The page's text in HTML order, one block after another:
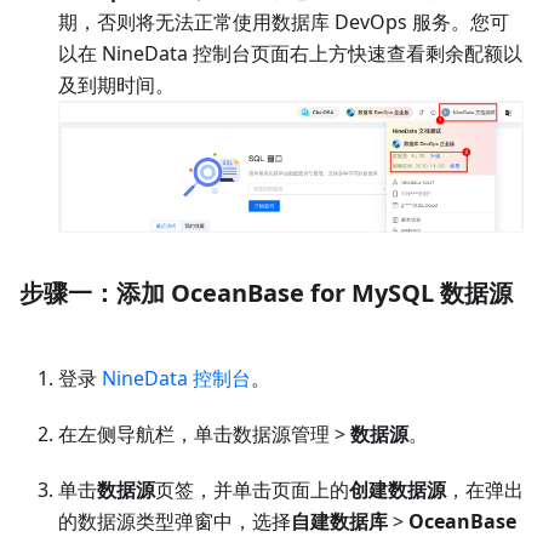
期，否则将无法正常使用数据库 DevOps 服务。您可
以在 NineData 控制台页面右上方快速查看剩余配额以
及到期时间。
步骤一：添加 OceanBase for MySQL 数据源
登录 NineData 控制台。
在左侧导航栏，单击数据源管理 >数据源。
单击数据源页签，并单击页面上的创建数据源，在弹出
的数据源类型弹窗中，选择自建数据库> OceanBase